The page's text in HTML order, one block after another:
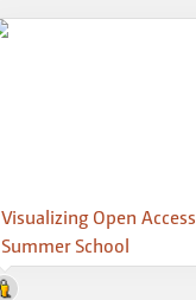
Visualizing Open Access
Summer School